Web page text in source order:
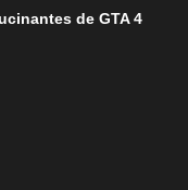
de GTA 4